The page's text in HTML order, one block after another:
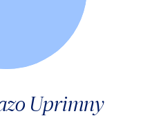
Uprimny